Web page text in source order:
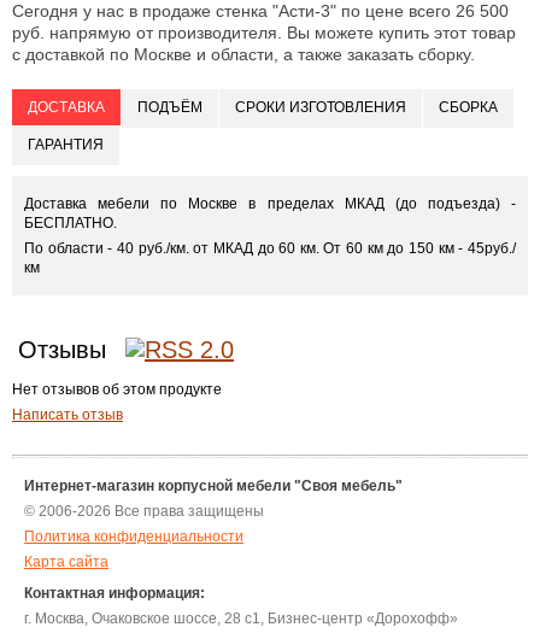
Сегодня у нас в продаже стенка "Асти-3" по цене всего 26 500
руб. напрямую от производителя. Вы можете купить этот товар
с доставкой по Москве и области, а также заказать сборку.
ДОСТАВКА ПОДЪЁМ СРОКИ ИЗГОТОВЛЕНИЯ СБОРКА
ГАРАНТИЯ
Доставка мебели по Москве в пределах МКАД (до подъезда) -
БЕСПЛАТНО.
По области - 40 руб./км. от МКАД до 60 км. От 60 км до 150 км - 45руб./
км
Отзывы
Нет отзывов об этом продукте
Написать отзыв
Интернет-магазин корпусной мебели "Своя мебель"
© 2006-2026 Все права защищены
Политика конфиденциальности
Карта сайта
Контактная информация:
г. Москва, Очаковское шоссе, 28 с1, Бизнес-центр «Дорохофф»